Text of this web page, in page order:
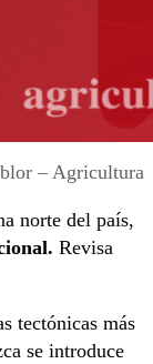
– Agricultura
norte del país,
Revisa
tectónicas más
se introduce